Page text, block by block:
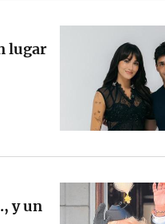
lugar
y un